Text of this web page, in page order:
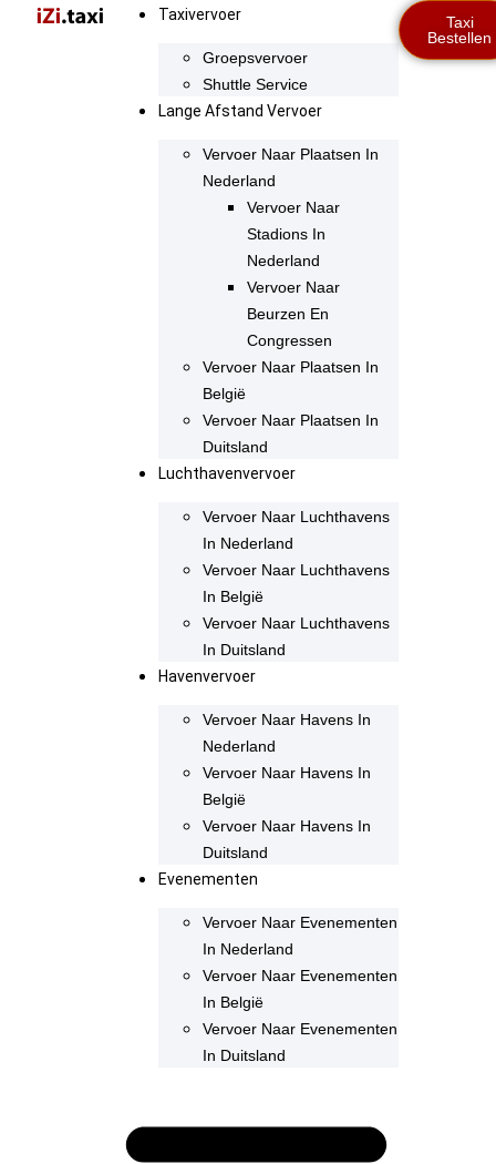
Taxivervoer
Groepsvervoer
Shuttle Service
Lange Afstand Vervoer
Vervoer Naar Plaatsen In
Nederland
Vervoer Naar
Stadions In
Nederland
Vervoer Naar
Beurzen En
Congressen
Vervoer Naar Plaatsen In
België
Vervoer Naar Plaatsen In
Duitsland
Luchthavenvervoer
Vervoer Naar Luchthavens
In Nederland
Vervoer Naar Luchthavens
In België
Vervoer Naar Luchthavens
In Duitsland
Havenvervoer
Vervoer Naar Havens In
Nederland
Vervoer Naar Havens In
België
Vervoer Naar Havens In
Duitsland
Evenementen
Vervoer Naar Evenementen
In Nederland
Vervoer Naar Evenementen
In België
Vervoer Naar Evenementen
In Duitsland
Taxi
Bestellen